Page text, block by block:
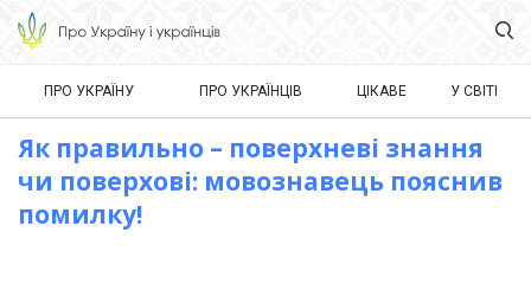
ПРО УКРАЇНУ ПРО УКРАЇНЦІВ ЦІКАВЕ У СВІТІ
Як правильно – поверхневі знання
чи поверхові: мовознавець пояснив
помилку!